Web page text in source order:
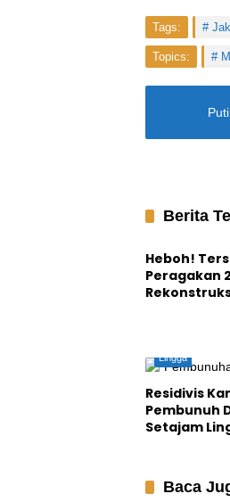
Tags:
Topics:
Berita
Lingga
Heboh!
Peragakan
Lingga
Residivis
Pembunuh
Setajam
Baca